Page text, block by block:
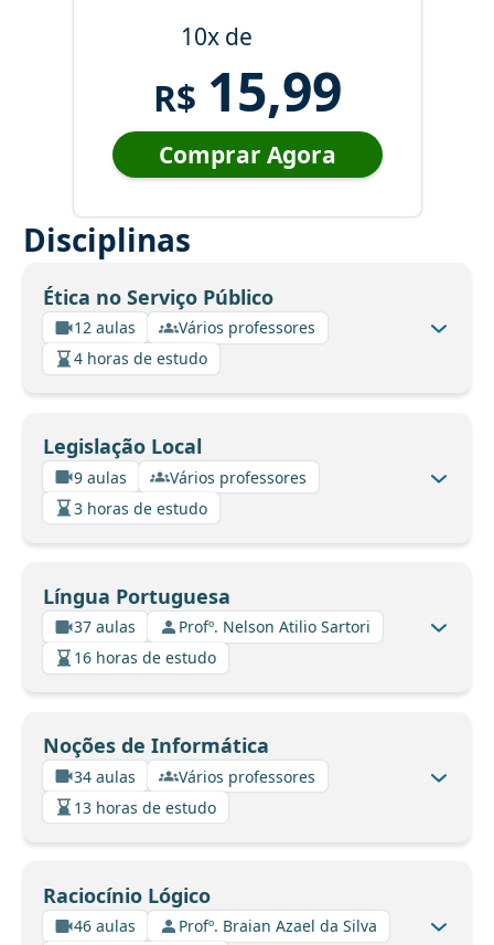
10x de
R$ 15,99
Comprar Agora
Disciplinas
Ética no Serviço Público
12 aulas
Vários professores
4 horas de estudo
Legislação Local
9 aulas
Vários professores
3 horas de estudo
Língua Portuguesa
37 aulas
Profº. Nelson Atilio Sartori
16 horas de estudo
Noções de Informática
34 aulas
Vários professores
13 horas de estudo
Raciocínio Lógico
46 aulas
Profº. Braian Azael da Silva